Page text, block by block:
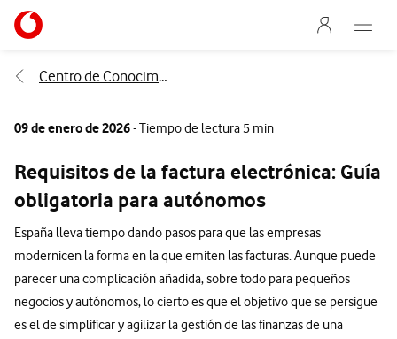
Ir a la pagina principal de vodafone.es
Menu
Abre
Centro de Conocimiento
09 de enero de 2026- Tiempo de lectura 5 min
Requisitos de la factura electrónica: Guía
obligatoria para autónomos
España lleva tiempo dando pasos para que las empresas
modernicen la forma en la que emiten las facturas. Aunque puede
parecer una complicación añadida, sobre todo para pequeños
negocios y autónomos, lo cierto es que el objetivo que se persigue
es el de simplificar y agilizar la gestión de las finanzas de una